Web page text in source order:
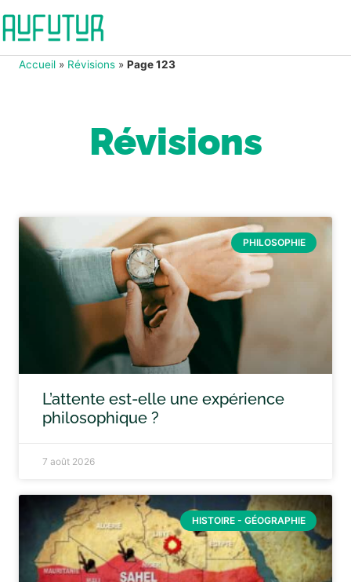
Accueil » Révisions » Page 123
Révisions
PHILOSOPHIE
L’attente est-elle une expérience
philosophique ?
7 août 2026
HISTOIRE - GÉOGRAPHIE